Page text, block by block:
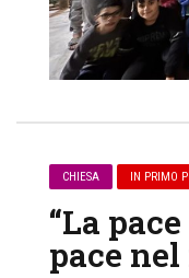
CHIESA IN PRIMO
“La
pace nel